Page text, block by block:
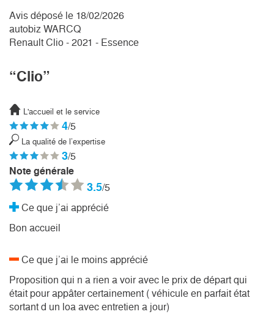
Avis déposé le 18/02/2026
autobiz WARCQ
Renault Clio - 2021 - Essence
“Clio”
L'accueil et le service
4/5
La qualité de l’expertise
3/5
Note générale
3.5/5
Ce que j’ai apprécié
Bon accueil
Ce que j’ai le moins apprécié
Proposition qui n a rien a voir avec le prix de départ qui
était pour appâter certainement ( véhicule en parfait état
sortant d un loa avec entretien a jour)